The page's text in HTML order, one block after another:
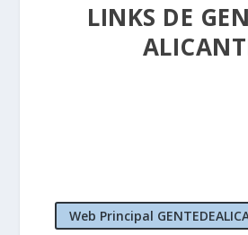
LINKS DE
Web Principal